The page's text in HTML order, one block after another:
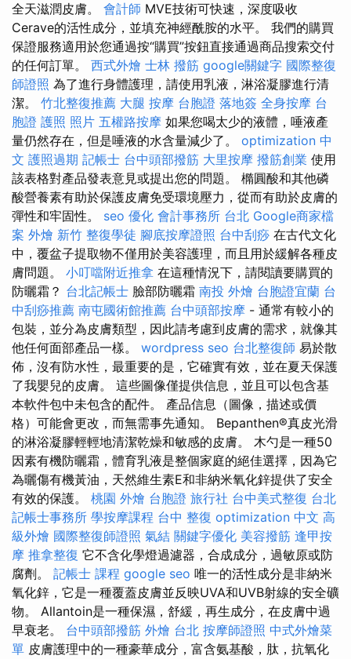
全天滋潤皮膚。 會計師 MVE技術可快速，深度吸收
Cerave的活性成分，並填充神經酰胺的水平。 我們的購買
保證服務適用於您通過按“購買”按鈕直接通過商品搜索交付
的任何訂單。 西式外燴 士林 撥筋 google關鍵字 國際整復
師證照 為了進行身體護理，請使用乳液，淋浴凝膠進行清
潔。 竹北整復推薦 大腿 按摩 台胞證 落地簽 全身按摩 台
胞證 護照 照片 五權路按摩 如果您喝太少的液體，唾液產
量仍然存在，但是唾液的水含量減少了。 optimization 中
文 護照過期 記帳士 台中頭部撥筋 大里按摩 撥筋創業 使用
該表格對產品發表意見或提出您的問題。 橢圓酸和其他磷
酸營養素有助於保護皮膚免受環境壓力，從而有助於皮膚的
彈性和牢固性。 seo 優化 會計事務所 台北 Google商家檔
案 外燴 新竹 整復學徒 腳底按摩證照 台中刮痧 在古代文化
中，覆盆子提取物不僅用於美容護理，而且用於緩解各種皮
膚問題。 小叮噹附近推拿 在這種情況下，請閱讀要購買的
防曬霜？ 台北記帳士 臉部防曬霜 南投 外燴 台胞證宜蘭 台
中刮痧推薦 南屯國術館推薦 台中頭部按摩 - 通常有較小的
包裝，並分為皮膚類型，因此請考慮到皮膚的需求，就像其
他任何面部產品一樣。 wordpress seo 台北整復師 易於散
佈，沒有防水性，最重要的是，它確實有效，並在夏天保護
了我嬰兒的皮膚。 這些圖像僅提供信息，並且可以包含基
本軟件包中未包含的配件。 產品信息（圖像，描述或價
格）可能會更改，而無需事先通知。 Bepanthen®真皮光滑
的淋浴凝膠輕輕地清潔乾燥和敏感的皮膚。 木勺是一種50
因素有機防曬霜，體育乳液是整個家庭的絕佳選擇，因為它
為曬傷有機黃油，天然維生素E和非納米氧化鋅提供了安全
有效的保護。 桃園 外燴 台胞證 旅行社 台中美式整復 台北
記帳士事務所 學按摩課程 台中 整復 optimization 中文 高
級外燴 國際整復師證照 氣結 關鍵字優化 美容撥筋 逢甲按
摩 推拿整復 它不含化學燈過濾器，合成成分，過敏原或防
腐劑。 記帳士 課程 google seo 唯一的活性成分是非納米
氧化鋅，它是一種覆蓋皮膚並反映UVA和UVB射線的安全礦
物。 Allantoin是一種保濕，舒緩，再生成分，在皮膚中過
早衰老。 台中頭部撥筋 外燴 台北 按摩師證照 中式外燴菜
單 皮膚護理中的一種豪華成分，富含氨基酸，肽，抗氧化